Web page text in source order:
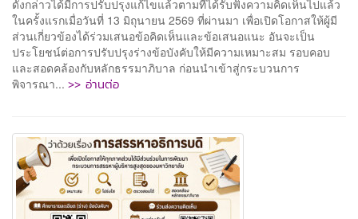
ดังกล่าวได้มีการปรับปรุงแก้ไขแล้วตามที่ได้รับฟังความคิดเห็นไปแล้ว
ในครั้งแรกเมื่อวันที่ 13 มิถุนายน 2569 ที่ผ่านมา เพื่อเปิดโอกาสให้ผู้มี
ส่วนเกี่ยวข้องได้ร่วมเสนอข้อคิดเห็นและข้อเสนอแนะ อันจะเป็น
ประโยชน์ต่อการปรับปรุงร่างข้อบังคับให้มีความเหมาะสม รอบคอบ
และสอดคล้องกับหลักธรรมาภิบาล ก่อนนำเข้าสู่กระบวนการ
พิจารณา... >> อ่านต่อ